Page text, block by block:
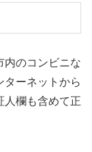
内のコンビニな
ターネットから
人欄も含めて正